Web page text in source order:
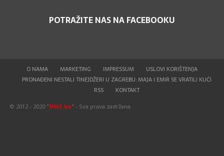
POTRAŽITE NAS NA FACEBOOKU
O NAMA MARKETING IMPRESSUM
USLOVI KORIŠTENJA
PRONAĐENI NESTALI TINEJDŽERI U ZAGREBU: MAJA I EMIR SE VRATILI KUĆI
RSS
KONTAKT
© 2012 - 2020 "NMS.ba" - Sva prava zadržana.